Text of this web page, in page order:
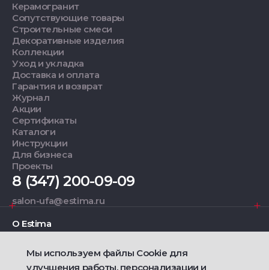
Керамогранит
Сопутствующие товары
Строительные смеси
Декоративные изделия
Коллекции
Уход и укладка
Доставка и оплата
Гарантия и возврат
Журнал
Акции
Сертификаты
Каталоги
Инструкции
Для бизнеса
Проекты
8 (347) 200-09-09
salon-ufa@estima.ru
О Estima
Дизайнерам
Мы используем файлы Cookie для
улучшения работы, персонализации и